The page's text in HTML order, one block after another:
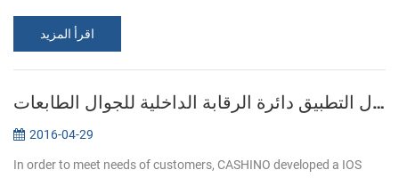
اقرأ المزيد
إدخال التطبيق دائرة الرقابة الداخلية للجوال الطابعات
2016-04-29
In order to meet needs of customers, CASHINO developed a IOS